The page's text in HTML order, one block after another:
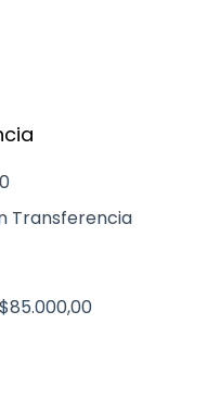
Transferencia
$85.000,00